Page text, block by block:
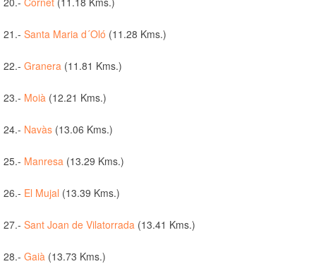
21.- Santa Maria d´Oló (11.28 Kms.)
22.- Granera (11.81 Kms.)
23.- Moià (12.21 Kms.)
24.- Navàs (13.06 Kms.)
25.- Manresa (13.29 Kms.)
26.- El Mujal (13.39 Kms.)
27.- Sant Joan de Vilatorrada (13.41 Kms.)
28.- Gaià (13.73 Kms.)